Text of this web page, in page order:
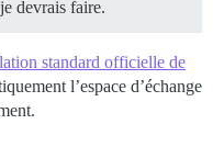
devrais faire.
standard officielle de
l’espace d’échange